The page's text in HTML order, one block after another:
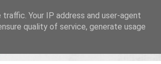
Your IP address and user-agent
quality of service, generate usage